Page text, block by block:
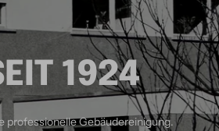
1924
professionelle Gebäudereinigung.